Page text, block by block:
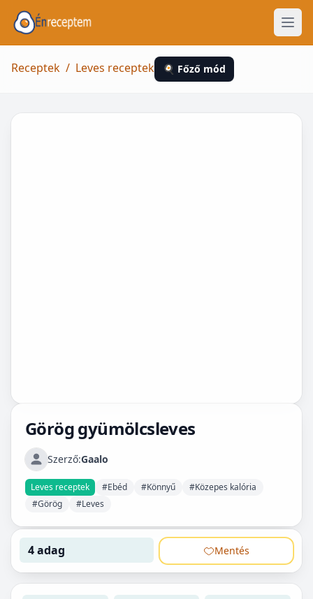
Receptek / Leves receptek 🍳 Főző mód
Görög gyümölcsleves
Szerző:Gaalo
Leves receptek #Ebéd #Könnyű
#Közepes kalória
#Görög
#Leves
4 adag Mentés